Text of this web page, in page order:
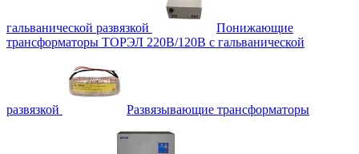
гальванической развязкой
Понижающие
трансформаторы ТОРЭЛ 220В/120В с гальванической
развязкой Развязывающие трансформаторы